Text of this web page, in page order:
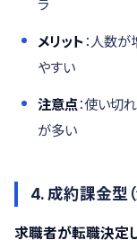
ラ
メリット ：人数
やすい
注意点 ：使い切
が多い
4. 成約課金型
求職者が転職決定